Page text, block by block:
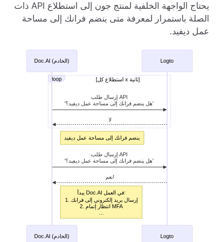
يحتاج الواجهة الخلفية لمنتج جون إلى استطلاع API ذات
الصلة باستمرار لمعرفة متى ينضم فرانك إلى مساحة
عمل ديفيد.